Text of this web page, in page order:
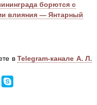
борются с
влияния — Янтарный
в Telegram-канале А. Л.